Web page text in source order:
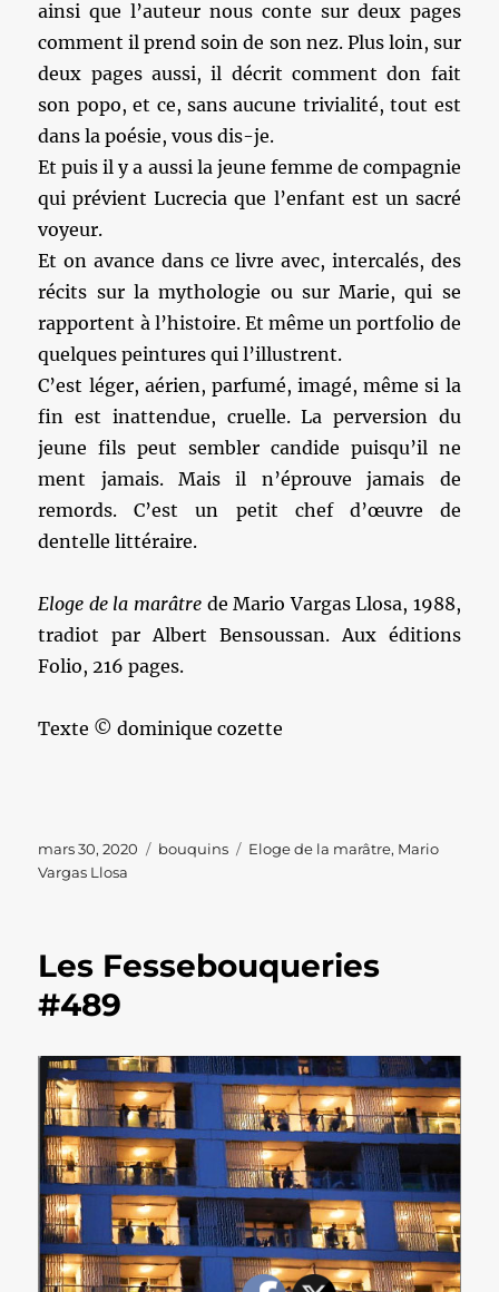
ainsi que l’auteur nous conte sur deux pages
comment il prend soin de son nez. Plus loin, sur
deux pages aussi, il décrit comment don fait
son popo, et ce, sans aucune trivialité, tout est
dans la poésie, vous dis-je.
Et puis il y a aussi la jeune femme de compagnie
qui prévient Lucrecia que l’enfant est un sacré
voyeur.
Et on avance dans ce livre avec, intercalés, des
récits sur la mythologie ou sur Marie, qui se
rapportent à l’histoire. Et même un portfolio de
quelques peintures qui l’illustrent.
C’est léger, aérien, parfumé, imagé, même si la
fin est inattendue, cruelle. La perversion du
jeune fils peut sembler candide puisqu’il ne
ment jamais. Mais il n’éprouve jamais de
remords. C’est un petit chef d’œuvre de
dentelle littéraire.
Eloge de la marâtre de Mario Vargas Llosa, 1988,
tradiot par Albert Bensoussan. Aux éditions
Folio, 216 pages.
Texte © dominique cozette
Publié
le
mars 30, 2020 Catégories
bouquins Étiquettes
Eloge de la marâtre, Mario
Vargas Llosa
Les Fessebouqueries
#489